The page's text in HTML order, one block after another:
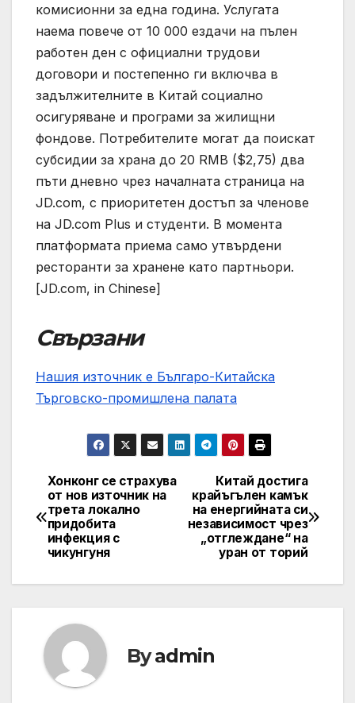
комисионни за една година. Услугата
наема повече от 10 000 ездачи на пълен
работен ден с официални трудови
договори и постепенно ги включва в
задължителните в Китай социално
осигуряване и програми за жилищни
фондове. Потребителите могат да поискат
субсидии за храна до 20 RMB ($2,75) два
пъти дневно чрез началната страница на
JD.com, с приоритетен достъп за членове
на JD.com Plus и студенти. В момента
платформата приема само утвърдени
ресторанти за хранене като партньори.
[JD.com, in Chinese]
Свързани
Нашия източник е Българо-Китайска
Търговско-промишлена палaта
Post
navigation
Китай достига
крайъгълен камък
на енергийната си
независимост чрез
„отглеждане“ на
уран от торий
Хонконг се страхува
от нов източник на
трета локално
придобита
инфекция с
чикунгуня
Byadmin